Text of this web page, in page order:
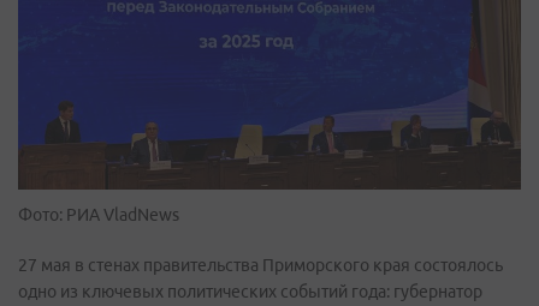
Фото: РИА VladNews
27 мая в стенах правительства Приморского края состоялось
одно из ключевых политических событий года: губернатор